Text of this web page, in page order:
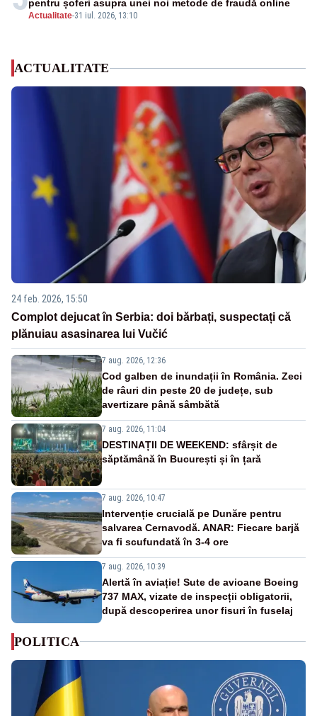
Actualitate-31 iul. 2026, 13:10
pentru șoferi asupra unei noi metode de fraudă online
ACTUALITATE
24 feb. 2026, 15:50
Complot dejucat în Serbia: doi bărbați, suspectați că
plănuiau asasinarea lui Vučić
7 aug. 2026, 12:36
Cod galben de inundații în România. Zeci
de râuri din peste 20 de județe, sub
avertizare până sâmbătă
7 aug. 2026, 11:04
DESTINAȚII DE WEEKEND: sfârșit de
săptămână în București și în țară
7 aug. 2026, 10:47
Intervenție crucială pe Dunăre pentru
salvarea Cernavodă. ANAR: Fiecare barjă
va fi scufundată în 3-4 ore
7 aug. 2026, 10:39
Alertă în aviație! Sute de avioane Boeing
737 MAX, vizate de inspecții obligatorii,
după descoperirea unor fisuri în fuselaj
POLITICA